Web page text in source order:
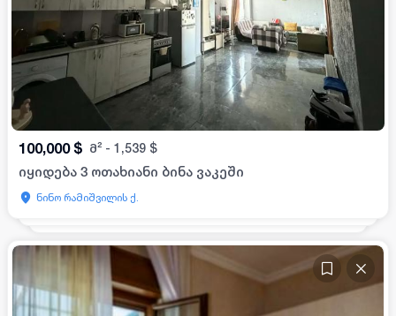
100,000 $ მ² - 1,539 $
იყიდება 3 ოთახიანი ბინა ვაკეში
ნინო რამიშვილის ქ.